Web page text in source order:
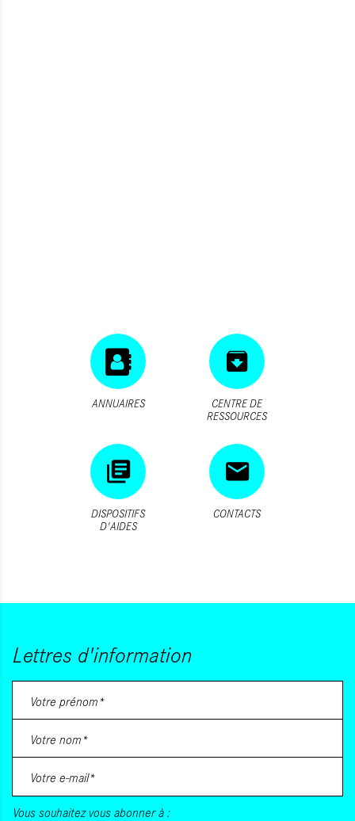
ANNUAIRES
CENTRE DE
RESSOURCES
DISPOSITIFS
D'AIDES
CONTACTS
Lettres d'information
Vous souhaitez vous abonner à :